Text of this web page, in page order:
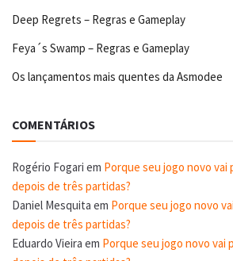
Deep Regrets – Regras e Gameplay
Feya´s Swamp – Regras e Gameplay
Os lançamentos mais quentes da Asmodee
COMENTÁRIOS
Rogério Fogari em Porque seu jogo novo
depois de três partidas?
Daniel Mesquita em Porque seu jogo novo
depois de três partidas?
Eduardo Vieira em Porque seu jogo novo vai